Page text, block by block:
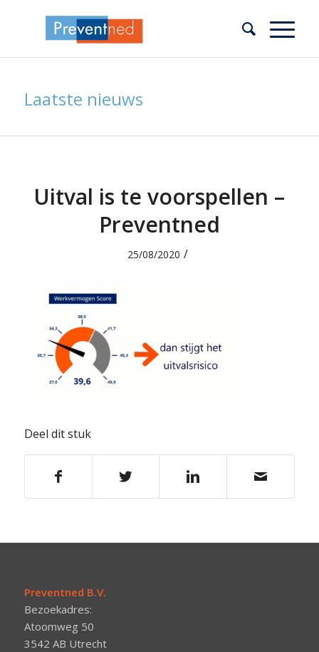
Laatste nieuws
Uitval is te voorspellen –
Preventned
25/08/2020 /
Deel dit stuk
Preventned B.V.
Bezoekadres:
Atoomweg 50
3542 AB Utrecht